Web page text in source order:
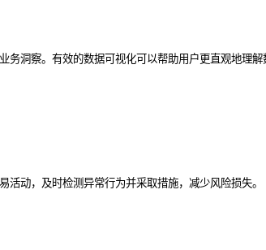
洞察。有效的数据可视化可以帮助用户更直观地理
动，及时检测异常行为并采取措施，减少风险损失。